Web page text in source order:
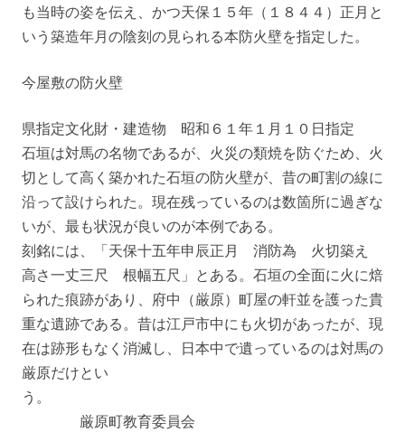
も当時の姿を伝え、かつ天保１５年（１８４４）正月と
いう築造年月の陰刻の見られる本防火壁を指定した。
今屋敷の防火壁
県指定文化財・建造物 昭和６１年１月１０日指定
石垣は対馬の名物であるが、火災の類焼を防ぐため、火
切として高く築かれた石垣の防火壁が、昔の町割の線に
沿って設けられた。現在残っているのは数箇所に過ぎな
いが、最も状況が良いのが本例である。
刻銘には、「天保十五年申辰正月 消防為 火切築え
高さ一丈三尺 根幅五尺」とある。石垣の全面に火に焙
られた痕跡があり、府中（厳原）町屋の軒並を護った貴
重な遺跡である。昔は江戸市中にも火切があったが、現
在は跡形もなく消滅し、日本中で遺っているのは対馬の
厳原だけとい
う。
厳原町教育委員会